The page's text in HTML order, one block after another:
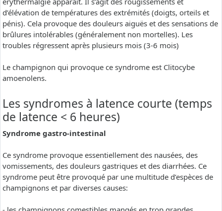
d’élévation de températures des extrémités (doigts, orteils et
pénis). Cela provoque des douleurs aiguës et des sensations de
brûlures intolérables (généralement non mortelles). Les
troubles régressent après plusieurs mois (3-6 mois)
Le champignon qui provoque ce syndrome est Clitocybe
amoenolens.
Les syndromes à latence courte (temps
de latence < 6 heures)
Syndrome gastro-intestinal
Ce syndrome provoque essentiellement des nausées, des
vomissements, des douleurs gastriques et des diarrhées. Ce
syndrome peut être provoqué par une multitude d’espèces de
champignons et par diverses causes: